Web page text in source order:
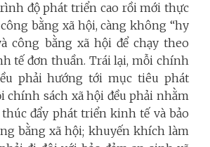
độ phát triển cao rồi mới thực
bằng xã hội, càng không “hy
công bằng xã hội để chạy theo
tế đơn thuần. Trái lại, mỗi chính
phải hướng tới mục tiêu phát
chính sách xã hội đều phải nhằm
đẩy phát triển kinh tế và bảo
bằng xã hội; khuyến khích làm